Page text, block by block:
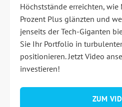
Höchststände erreichten,
Prozent Plus glänzten und
jenseits der Tech-Giganten
Sie Ihr Portfolio in
positionieren. Jetzt Video
investieren!
ZUM